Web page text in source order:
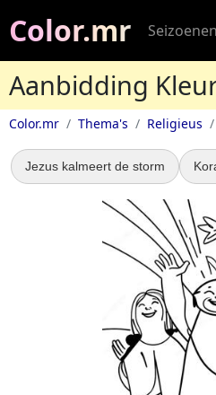
Color.mr
Aanbidding
Color.mr Thema's Religieus
Jezus kalmeert de storm